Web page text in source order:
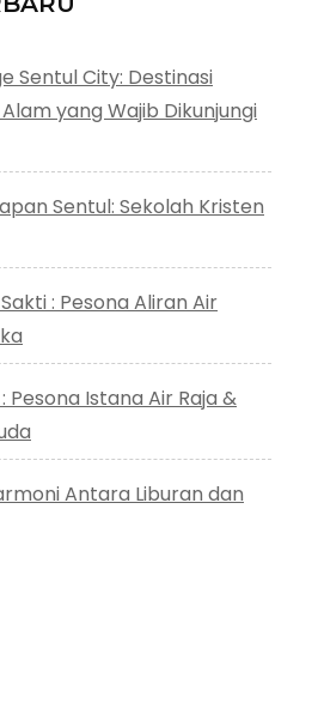
Sentul City: Destinasi
yang Wajib Dikunjungi
Sentul: Sekolah Kristen
: Pesona Aliran Air
Pesona Istana Air Raja &
Antara Liburan dan